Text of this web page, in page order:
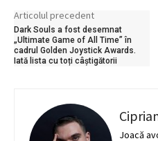
Articolul precedent
Dark Souls a fost desemnat
„Ultimate Game of All Time” în
cadrul Golden Joystick Awards.
Iată lista cu toți câștigătorii
Joacă